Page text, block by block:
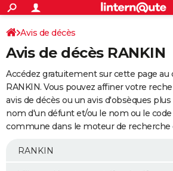
ACTUALITÉS
Politique
Société
Faits Divers
Education
Monde
Villes
+
SPORT
Coupe du monde 2026
Football
Tennis
Cyclisme
Rugby
Forum
Programme TV
TNT
Streaming
Cinéma
Sorties cinéma
Musique
+
FINANCE
Retraite
Epargne
Immobilier
Risques naturels par ville
Banque
Assurance
AUTO
Essais
Réserver un essai
Citadines
Berlines
SUV
Forum auto
+
Mobiles
Meilleur smartphone
Internet
Ordinateurs
Jeux vidéo
Guide high-tech
Avis de décès
Avis de décès RANKIN
Accédez gratuitement sur cette page au
RANKIN. Vous pouvez affiner votre
avis de décès ou un avis d'obsèques
nom d'un défunt et/ou le nom ou le
commune dans le moteur de recherche